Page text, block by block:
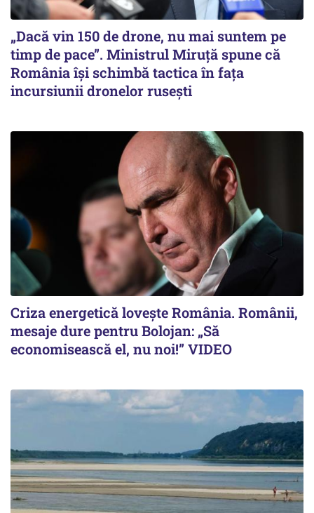
„Dacă vin 150 de drone, nu mai suntem pe
timp de pace”. Ministrul Miruţă spune că
România își schimbă tactica în fața
incursiunii dronelor rusești
Criza energetică lovește România. Românii,
mesaje dure pentru Bolojan: „Să
economisească el, nu noi!” VIDEO